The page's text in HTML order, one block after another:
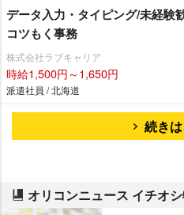
データ入力・タイピング/未経験
コツもく事務
株式会社ラブキャリア
時給1,500円～1,650円
派遣社員 / 北海道
続き
オリコンニュース イチオ